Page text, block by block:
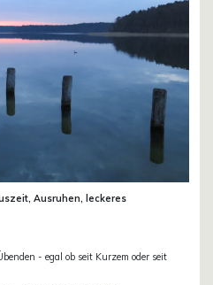
Ausruhen, leckeres
- egal ob seit Kurzem oder seit